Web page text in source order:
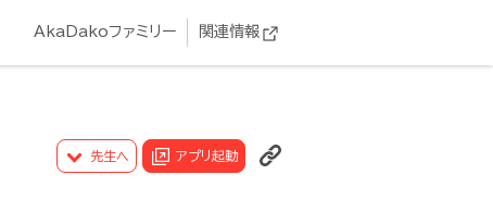
AkaDakoファミリー 関連情報
先生へ アプリ起動